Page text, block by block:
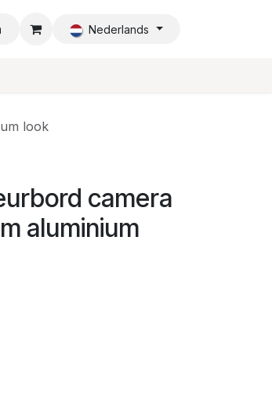
Nederlands
look
camera
aluminium